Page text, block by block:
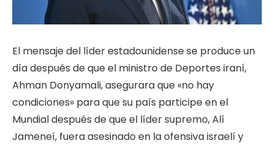
El mensaje del líder estadounidense se produce un
día después de que el ministro de Deportes iraní,
Ahman Donyamali, asegurara que «no hay
condiciones» para que su país participe en el
Mundial después de que el líder supremo, Alí
Jameneí, fuera asesinado en la ofensiva israelí y